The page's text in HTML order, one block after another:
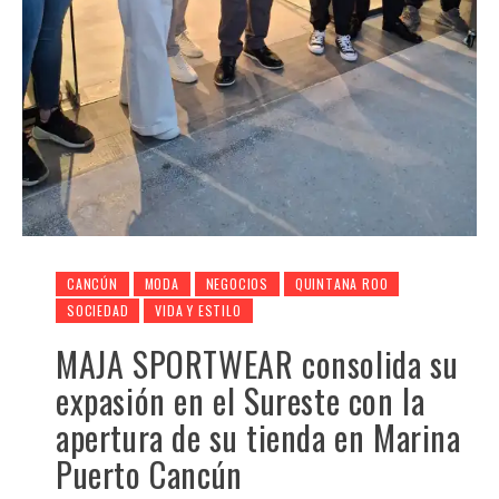
CANCÚN MODA NEGOCIOS
QUINTANA ROO
SOCIEDAD
VIDA Y ESTILO
MAJA SPORTWEAR consolida su
expasión en el Sureste con la
apertura de su tienda en Marina
Puerto Cancún